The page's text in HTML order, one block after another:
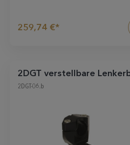
259,74 €*
2DGT verstellbare
2DGT-06.b